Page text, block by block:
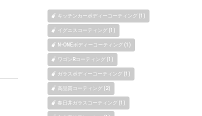
キッチンカーボディーコーティング (1)
イグニスコーティング (1)
N-ONEボディーコーティング (1)
ワゴンRコーティング (1)
ガラスボディーコーティング (1)
高品質コーティング (2)
春日井ガラスコーティング (1)